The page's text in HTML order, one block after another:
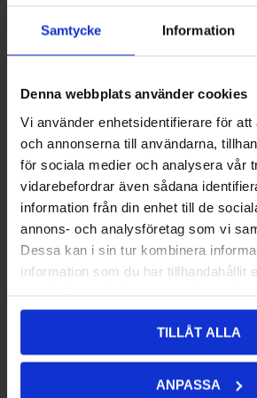
Samtycke Information
Denna webbplats använder cookies
Vi använder enhetsidentifierare för att
och annonserna till användarna,
för sociala medier och analysera vår
vidarebefordrar även sådana
information från din enhet till de
annons- och analysföretag som vi
Dessa kan i sin tur kombinera
information som du har tillhandahållit
TILLÅT ALLA
ANPASSA
Hastighetsmätarwire Lynx
Snopro
315,00 kr
Snopro
280,00 kr
Hastighetsmätarwire Polaris
280,00 kr
Snopro
360,00